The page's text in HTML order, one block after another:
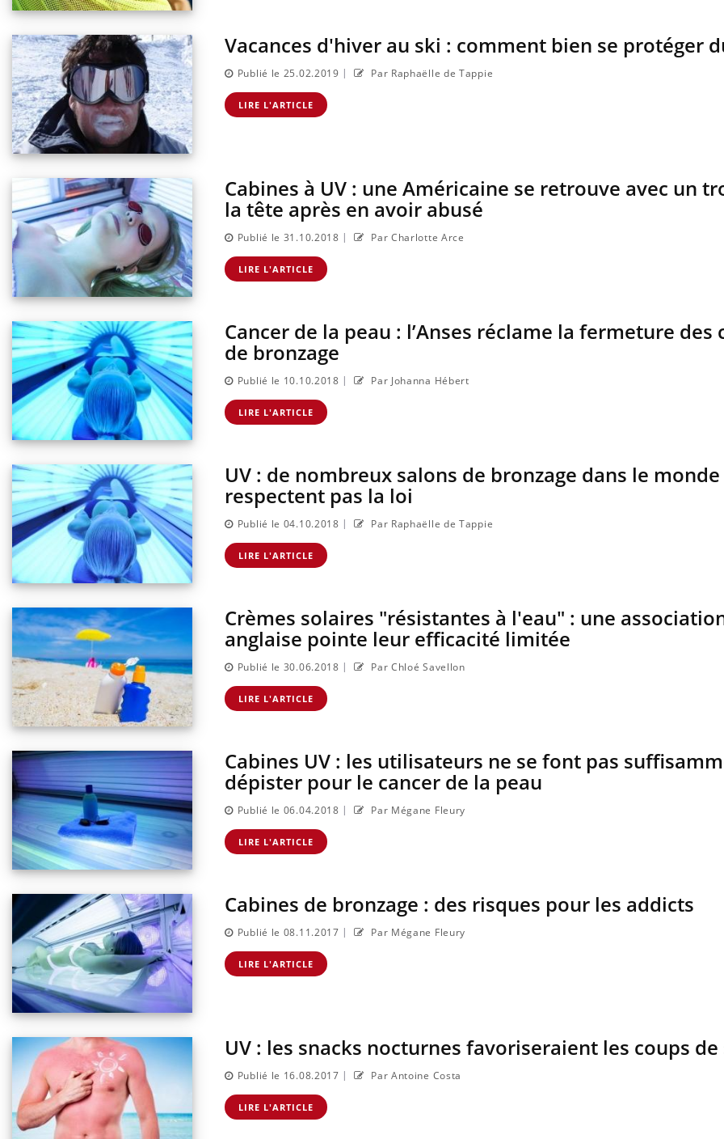
Vacances d'hiver au ski : comment bien se protéger
Publié le 25.02.2019 | Par Raphaëlle de Tappie
LIRE L'ARTICLE
Cabines à UV : une Américaine se retrouve avec un
la tête après en avoir abusé
Publié le 31.10.2018 | Par Charlotte Arce
LIRE L'ARTICLE
Cancer de la peau : l’Anses réclame la fermeture des
de bronzage
Publié le 10.10.2018 | Par Johanna Hébert
LIRE L'ARTICLE
UV : de nombreux salons de bronzage dans le
respectent pas la loi
Publié le 04.10.2018 | Par Raphaëlle de Tappie
LIRE L'ARTICLE
Crèmes solaires "résistantes à l'eau" : une
anglaise pointe leur efficacité limitée
Publié le 30.06.2018 | Par Chloé Savellon
LIRE L'ARTICLE
Cabines UV : les utilisateurs ne se font pas
dépister pour le cancer de la peau
Publié le 06.04.2018 | Par Mégane Fleury
LIRE L'ARTICLE
Cabines de bronzage : des risques pour les addicts
Publié le 08.11.2017 | Par Mégane Fleury
LIRE L'ARTICLE
UV : les snacks nocturnes favoriseraient les coups
Publié le 16.08.2017 | Par Antoine Costa
LIRE L'ARTICLE